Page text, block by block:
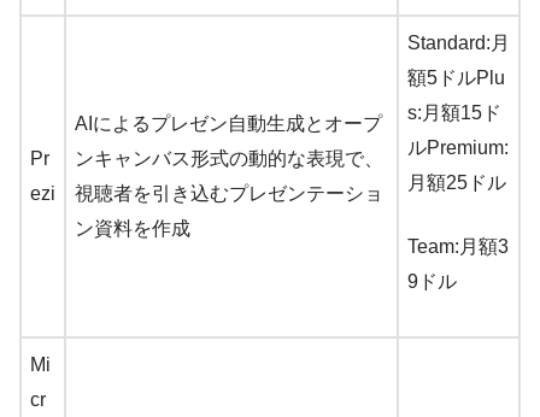
Pr
ezi
AIによるプレゼン自動生成とオープ
ンキャンバス形式の動的な表現で、
視聴者を引き込むプレゼンテーショ
ン資料を作成
Standard:月
額5ドルPlu
s:月額15ド
ルPremium:
月額25ドル
Team:月額3
9ドル
Mi
cr